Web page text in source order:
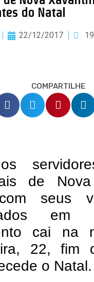
do Natal
22/12/2017
COMPARTILHE
de
seus
em
cai na
22, fim
o Natal.